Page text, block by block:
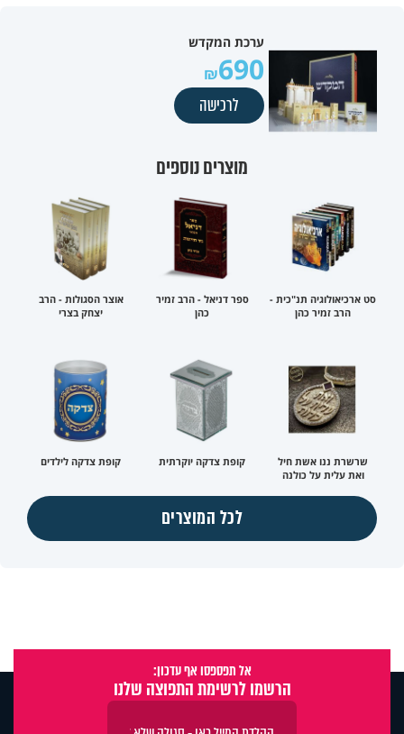
ערכת המקדש
690
לרכישה
מוצרים נוספים
סט ארכיאולוגיה תנ"כית -
הרב זמיר כהן
ספר דניאל - הרב זמיר
כהן
אוצר הסגולות - הרב
יצחק בצרי
שרשרת ננו אשת חיל
ואת עלית על כולנה
קופת צדקה יוקרתית קופת צדקה לילדים
לכל המוצרים
אל תפספסו אף עדכון:
הרשמו לרשימת התפוצה שלנו